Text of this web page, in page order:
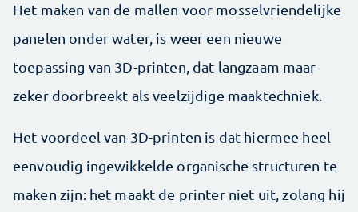
Het maken van de mallen voor mosselvriendelijke
panelen onder water, is weer een nieuwe
toepassing van 3D-printen, dat langzaam maar
zeker doorbreekt als veelzijdige maaktechniek.
Het voordeel van 3D-printen is dat hiermee heel
eenvoudig ingewikkelde organische structuren te
maken zijn: het maakt de printer niet uit, zolang hij